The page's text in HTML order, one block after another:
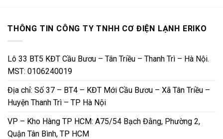
THÔNG TIN CÔNG TY TNHH CƠ ĐIỆN LẠNH ERIKO
Lô 33 BT5 KĐT Cầu Bươu – Tân Triều – Thanh Trì – Hà Nội.
MST: 0106240019
Địa chỉ: Số 37 – BT4 – KĐT Mới Cầu Bươu – Xã Tân Triều –
Huyện Thanh Trì – TP Hà Nội
VP – Kho Hàng TP HCM: A75/54 Bạch Đằng, Phường 2,
Quận Tân Bình, TP HCM